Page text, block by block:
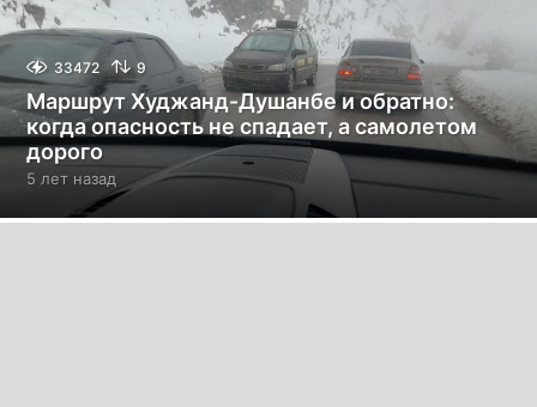
33472 9
Маршрут Худжанд-Душанбе и обратно:
когда опасность не спадает, а самолетом
дорого
5 лет назад
л
е